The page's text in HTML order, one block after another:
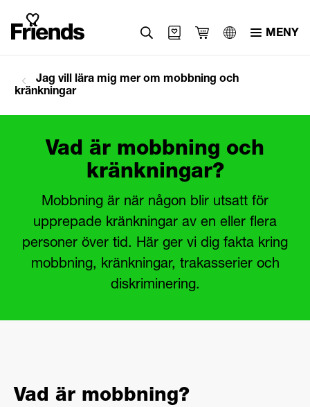
MENY
Jag vill lära mig mer om mobbning och
kränkningar
Vad är mobbning och
kränkningar?​
Mobbning är när någon blir utsatt för
upprepade kränkningar av en eller flera
personer över tid. Här ger vi dig fakta kring
mobbning, kränkningar, trakasserier och
diskriminering.
Vad är mobbning?